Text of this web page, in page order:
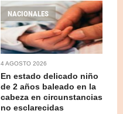
NACIONALES
4 AGOSTO 2026
En estado delicado niño
de 2 años baleado en la
cabeza en circunstancias
no esclarecidas